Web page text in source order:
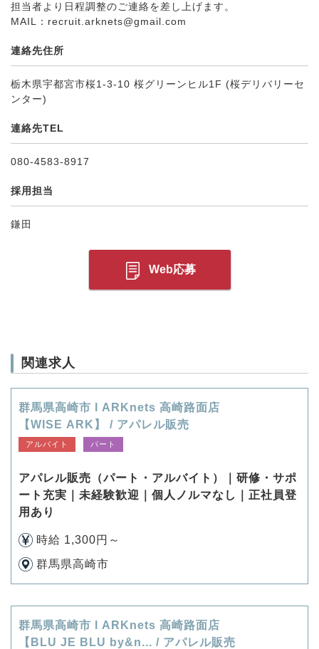
担当者より日程調整のご連絡を差し上げます。
MAIL：recruit.arknets@gmail.com
連絡先住所
栃木県宇都宮市桜1-3-10 桜グリーンヒル1F (桜デリバリーセ
ンター)
連絡先TEL
080-4583-8917
採用担当
鎌田
Web応募
関連求人
群馬県高崎市 l ARKnets 高崎路面店
【WISE ARK】 / アパレル販売
アルバイト パート
アパレル販売（パート・アルバイト）｜研修・サポ
ート充実｜未経験歓迎｜個人ノルマなし｜正社員登
用あり
時給 1,300円～
群馬県高崎市
群馬県高崎市 l ARKnets 高崎路面店
【BLU JE BLU by&n... / アパレル販売